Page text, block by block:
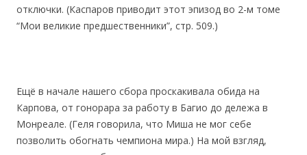
отключки. (Каспаров приводит этот эпизод во 2-м томе
“Мои великие предшественники”, стр. 509.)
Ещё в начале нашего сбора проскакивала обида на
Карпова, от гонорара за работу в Багио до дележа в
Монреале. (Геля говорила, что Миша не мог себе
позволить обогнать чемпиона мира.) На мой взгляд,